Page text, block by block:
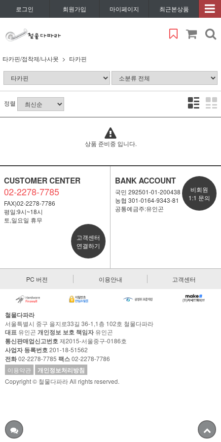
로그인 회원가입 마이페이지 최근본상품
타카핀/접착제/나사못 타카핀
정렬
상품 준비중 입니다.
CUSTOMER CENTER
02-2278-7785
FAX)02-2278-7786
평일:9시~18시
토,일요일 휴무
고객센터
연결하기
BANK ACCOUNT
국민 292501-01-200438
농협 301-0164-9343-81
공통예금주:유인곤
비회원
1:1 문의
PC 버전 이용안내 고객센터
철물다파라
서울특별시 중구 을지로33길 36-1,1층 102호 철물다파라
대표 유인곤 개인정보 보호 책임자유인곤
통신판매업신고번호제2015-서울중구-0186호
사업자 등록번호201-18-51562
전화02-2278-7785 팩스02-2278-7786
이용약관
개인정보처리방침
Copyright © 철물다파라 All rights reserved.